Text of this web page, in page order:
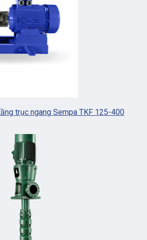
trục ngang Sempa TKF 125-400